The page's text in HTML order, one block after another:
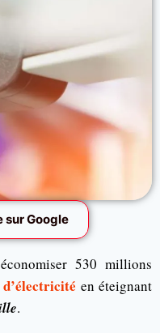
sur Google
530 millions
en éteignant
.